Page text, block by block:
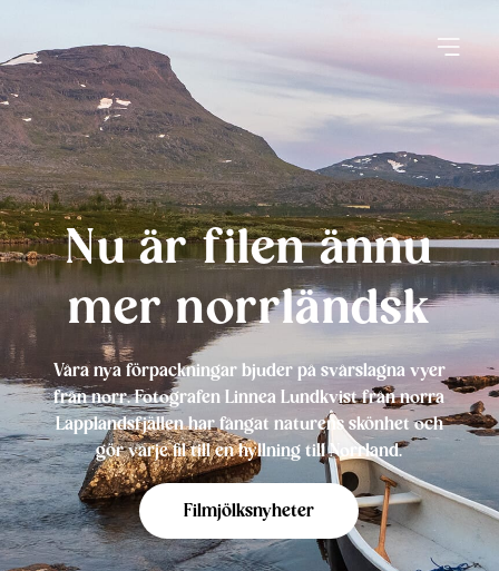
Nu är filen ännu
mer norrländsk
Våra nya förpackningar bjuder på svårslagna vyer
från norr. Fotografen Linnea Lundkvist från norra
Lapplandsfjällen har fångat naturens skönhet och
gör varje fil till en hyllning till Norrland.
Filmjölksnyheter